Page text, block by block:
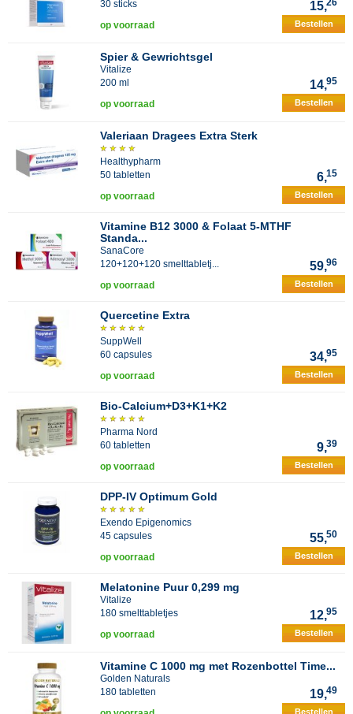
30 sticks
15,26
op voorraad Bestellen
Spier & Gewrichtsgel
Vitalize
200 ml
14,95
op voorraad Bestellen
Valeriaan Dragees Extra Sterk
Healthypharm
50 tabletten
6,15
op voorraad Bestellen
Vitamine B12 3000 & Folaat 5-MTHF
Standa...
SanaCore
120+120+120 smelttabletj...
59,96
op voorraad Bestellen
Quercetine Extra
SuppWell
60 capsules
34,95
op voorraad Bestellen
Bio-Calcium+D3+K1+K2
Pharma Nord
60 tabletten
9,39
op voorraad Bestellen
DPP-IV Optimum Gold
Exendo Epigenomics
45 capsules
55,50
op voorraad Bestellen
Melatonine Puur 0,299 mg
Vitalize
180 smelttabletjes
12,95
op voorraad Bestellen
Vitamine C 1000 mg met Rozenbottel Time...
Golden Naturals
180 tabletten
19,49
Bestellen